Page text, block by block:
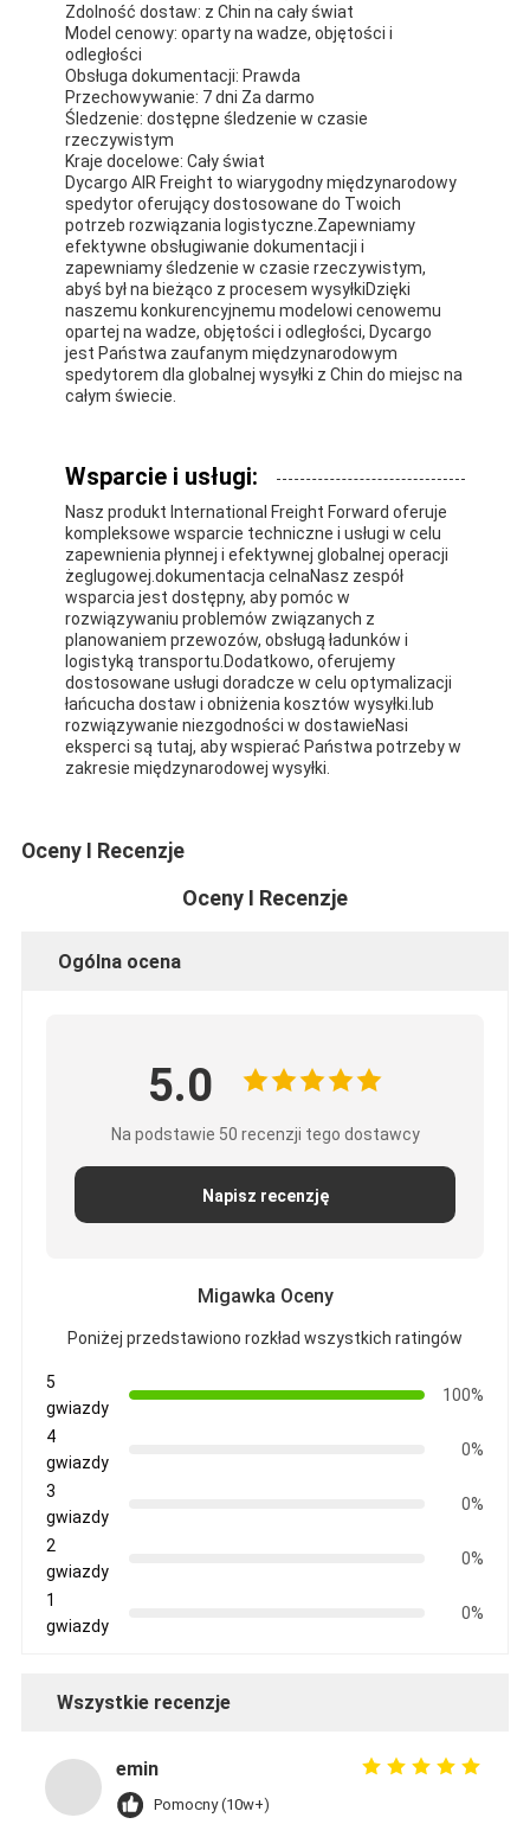
Zdolność dostaw: z Chin na cały świat
Model cenowy: oparty na wadze, objętości i
odległości
Obsługa dokumentacji: Prawda
Przechowywanie: 7 dni Za darmo
Śledzenie: dostępne śledzenie w czasie
rzeczywistym
Kraje docelowe: Cały świat
Dycargo AIR Freight to wiarygodny międzynarodowy
spedytor oferujący dostosowane do Twoich
potrzeb rozwiązania logistyczne.Zapewniamy
efektywne obsługiwanie dokumentacji i
zapewniamy śledzenie w czasie rzeczywistym,
abyś był na bieżąco z procesem wysyłkiDzięki
naszemu konkurencyjnemu modelowi cenowemu
opartej na wadze, objętości i odległości, Dycargo
jest Państwa zaufanym międzynarodowym
spedytorem dla globalnej wysyłki z Chin do miejsc na
całym świecie.
Wsparcie i usługi:
Nasz produkt International Freight Forward oferuje
kompleksowe wsparcie techniczne i usługi w celu
zapewnienia płynnej i efektywnej globalnej operacji
żeglugowej.dokumentacja celnaNasz zespół
wsparcia jest dostępny, aby pomóc w
rozwiązywaniu problemów związanych z
planowaniem przewozów, obsługą ładunków i
logistyką transportu.Dodatkowo, oferujemy
dostosowane usługi doradcze w celu optymalizacji
łańcucha dostaw i obniżenia kosztów wysyłki.lub
rozwiązywanie niezgodności w dostawieNasi
eksperci są tutaj, aby wspierać Państwa potrzeby w
zakresie międzynarodowej wysyłki.
Oceny I Recenzje
Oceny I Recenzje
Ogólna ocena
5.0
Na podstawie 50 recenzji tego dostawcy
Napisz recenzję
Migawka Oceny
Poniżej przedstawiono rozkład wszystkich ratingów
5
gwiazdy
100%
4
gwiazdy
0%
3
gwiazdy
0%
2
gwiazdy
0%
1
gwiazdy
0%
Wszystkie recenzje
emin
Pomocny (10w+)